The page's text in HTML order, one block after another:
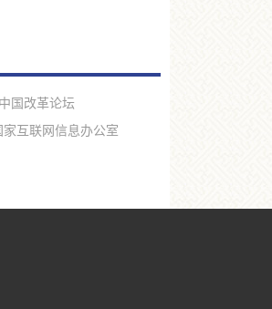
中国改革论坛
家互联网信息办公室